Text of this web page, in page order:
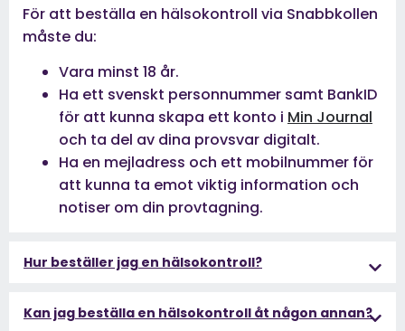
För att beställa en hälsokontroll via Snabbkollen
måste du:
Vara minst 18 år.
Ha ett svenskt personnummer samt BankID
för att kunna skapa ett konto i Min Journal
och ta del av dina provsvar digitalt.
Ha en mejladress och ett mobilnummer för
att kunna ta emot viktig information och
notiser om din provtagning.
Hur beställer jag en hälsokontroll?
Kan jag beställa en hälsokontroll åt någon annan?